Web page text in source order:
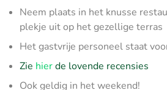
Neem plaats in het knusse
plekje uit op het gezellige terras
Het gastvrije personeel staat
Zie hierde lovende recensies
Ook geldig in het weekend!